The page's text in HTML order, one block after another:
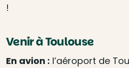
!
Venir à Toulouse
En avion : l’aéroport de